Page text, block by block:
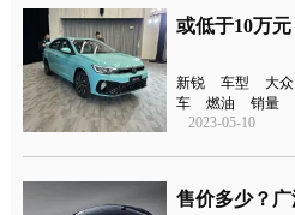
新锐 车型 大众
车
燃油 销量
2023-05-10